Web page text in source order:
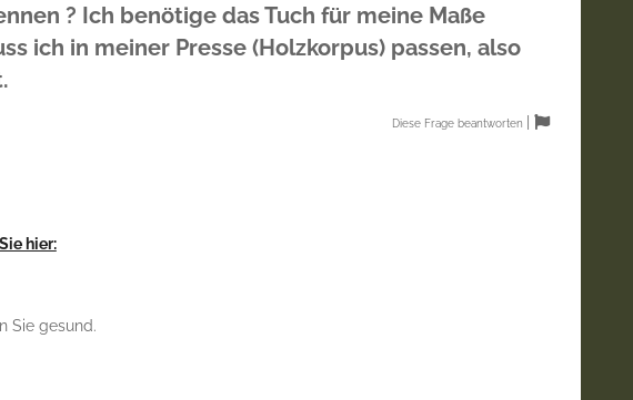
? Ich benötige das Tuch für meine Maße
ich in meiner Presse (Holzkorpus) passen, also
Diese Frage beantworten |
hier:
Sie gesund.